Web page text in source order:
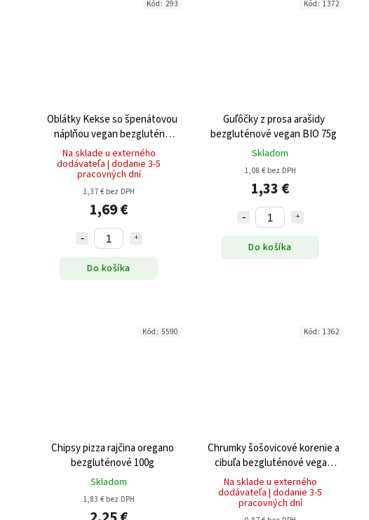
Oblátky Kekse so špenátovou
náplňou vegan bezgluténu
35g
Na sklade u externého
dodávateľa | dodanie 3-5
pracovných dní
1,37 € bez DPH
1,69 €
Do košíka
Kód: 293
Guľôčky z prosa arašidy
bezgluténové vegan BIO 75g
Skladom
1,08 € bez DPH
1,33 €
Do košíka
Kód: 1372
Chipsy pizza rajčina oregano
bezgluténové 100g
Skladom
1,83 € bez DPH
Kód: 5590
Chrumky šošovicové korenie a
cibuľa bezgluténové vegan
BIO 60g
Na sklade u externého
dodávateľa | dodanie 3-5
pracovných dní
Kód: 1362